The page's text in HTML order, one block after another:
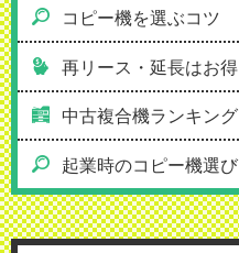
コピー機を選ぶコツ
再リース・延長はお得
中古複合機ランキング
起業時のコピー機選び